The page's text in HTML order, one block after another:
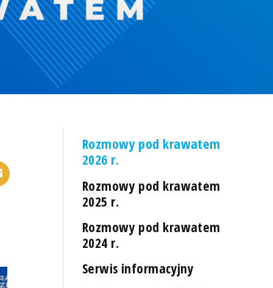
Rozmowy pod krawatem
2026 r.
Rozmowy pod krawatem
2025 r.
Rozmowy pod krawatem
2024 r.
Serwis informacyjny